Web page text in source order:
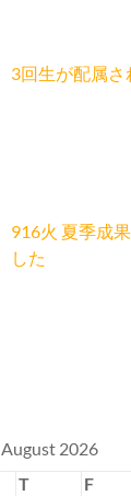
3回生が配属さ
916火 夏季成
した
August 2026
T F